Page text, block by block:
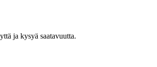
ja kysyä saatavuutta.